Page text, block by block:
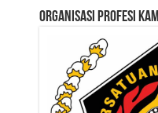
ORGANISASI PROFESI KAMI